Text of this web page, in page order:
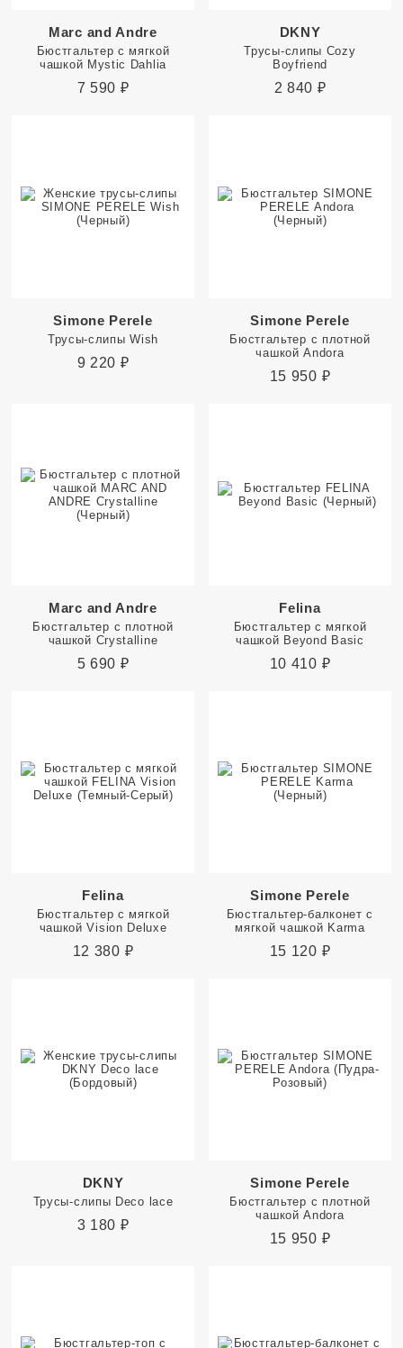
Marc and Andre
Бюстгальтер с мягкой
чашкой Mystic Dahlia
7 590 ₽
DKNY
Трусы-слипы Cozy
Boyfriend
2 840 ₽
Simone Perele
Трусы-слипы Wish
9 220 ₽
Simone Perele
Бюстгальтер с плотной
чашкой Andora
15 950 ₽
Marc and Andre
Бюстгальтер с плотной
чашкой Crystalline
5 690 ₽
Felina
Бюстгальтер с мягкой
чашкой Beyond Basic
10 410 ₽
Felina
Бюстгальтер с мягкой
чашкой Vision Deluxe
12 380 ₽
Simone Perele
Бюстгальтер-балконет с
мягкой чашкой Karma
15 120 ₽
DKNY
Трусы-слипы Deco lace
3 180 ₽
Simone Perele
Бюстгальтер с плотной
чашкой Andora
15 950 ₽